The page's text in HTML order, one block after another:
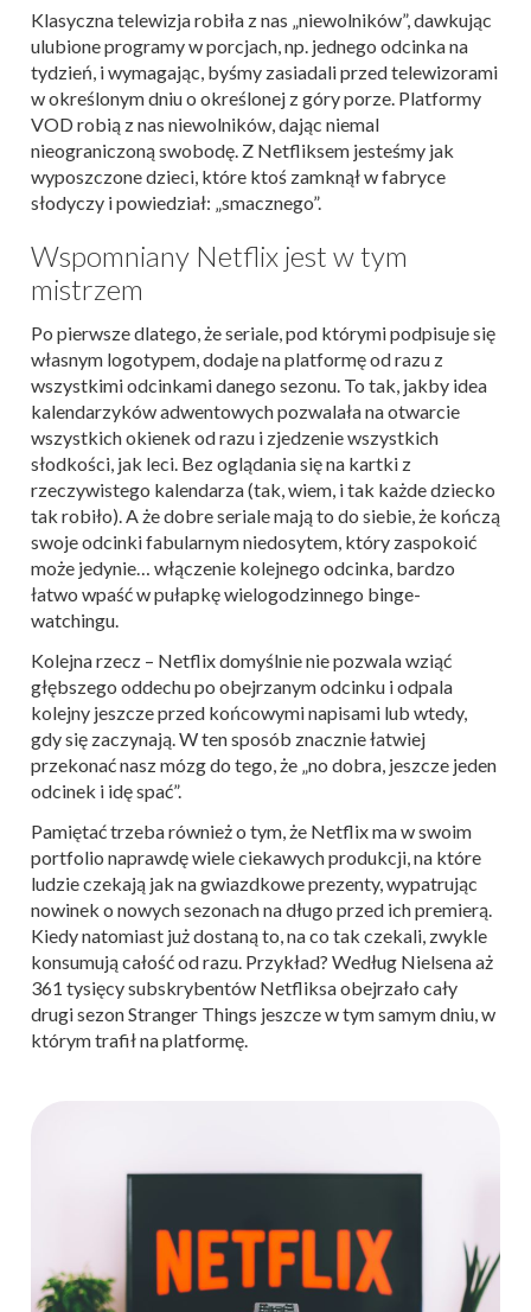
Klasyczna telewizja robiła z nas „niewolników”, dawkując
ulubione programy w porcjach, np. jednego odcinka na
tydzień, i wymagając, byśmy zasiadali przed telewizorami
w określonym dniu o określonej z góry porze. Platformy
VOD robią z nas niewolników, dając niemal
nieograniczoną swobodę. Z Netfliksem jesteśmy jak
wyposzczone dzieci, które ktoś zamknął w fabryce
słodyczy i powiedział: „smacznego”.
Wspomniany Netflix jest w tym
mistrzem
Po pierwsze dlatego, że seriale, pod którymi podpisuje się
własnym logotypem, dodaje na platformę od razu z
wszystkimi odcinkami danego sezonu. To tak, jakby idea
kalendarzyków adwentowych pozwalała na otwarcie
wszystkich okienek od razu i zjedzenie wszystkich
słodkości, jak leci. Bez oglądania się na kartki z
rzeczywistego kalendarza (tak, wiem, i tak każde dziecko
tak robiło). A że dobre seriale mają to do siebie, że kończą
swoje odcinki fabularnym niedosytem, który zaspokoić
może jedynie… włączenie kolejnego odcinka, bardzo
łatwo wpaść w pułapkę wielogodzinnego binge-
watchingu.
Kolejna rzecz – Netflix domyślnie nie pozwala wziąć
głębszego oddechu po obejrzanym odcinku i odpala
kolejny jeszcze przed końcowymi napisami lub wtedy,
gdy się zaczynają. W ten sposób znacznie łatwiej
przekonać nasz mózg do tego, że „no dobra, jeszcze jeden
odcinek i idę spać”.
Pamiętać trzeba również o tym, że Netflix ma w swoim
portfolio naprawdę wiele ciekawych produkcji, na które
ludzie czekają jak na gwiazdkowe prezenty, wypatrując
nowinek o nowych sezonach na długo przed ich premierą.
Kiedy natomiast już dostaną to, na co tak czekali, zwykle
konsumują całość od razu. Przykład? Według Nielsena aż
361 tysięcy subskrybentów Netfliksa obejrzało cały
drugi sezon Stranger Things jeszcze w tym samym dniu, w
którym trafił na platformę.